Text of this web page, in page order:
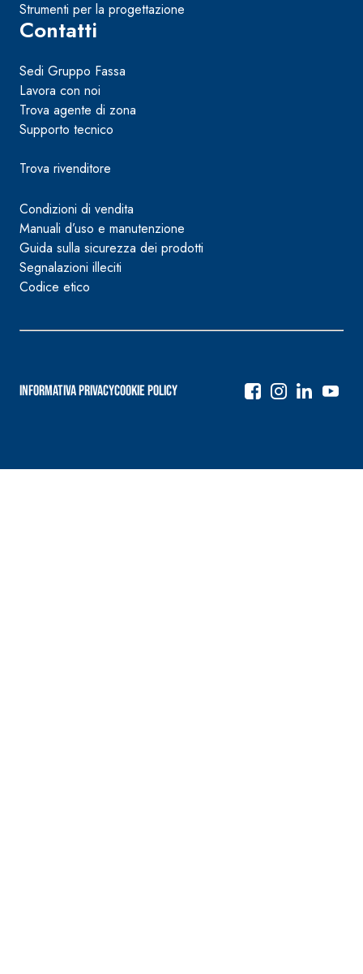
Strumenti per la progettazione
Contatti
Sedi Gruppo Fassa
Lavora con noi
Trova agente di zona
Supporto tecnico
Trova rivenditore
Condizioni di vendita
Manuali d’uso e manutenzione
Guida sulla sicurezza dei prodotti
Segnalazioni illeciti
Codice etico
Informativa PrivacyCookie Policy
Navigazione